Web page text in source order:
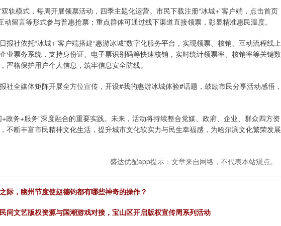
模式，每周开展领票活动，四季主题化运营。市民下载注册“冰城+”客户端，点击首页
动留言等形式参与普惠抢票；重点群体可通过线下渠道直接领票，彰显精准惠民温度。
社依托“冰城+”客户端搭建“惠游冰城”数字化服务平台，实现领票、核销、互动流程线上
业票务系统，支持身份证、电子票识别码等快速核销，实时统计领票率、核销率等关键数
格保护用户个人信息，筑牢信息安全防线。
全媒体矩阵开展全方位宣传，开设#我的惠游冰城体验#话题，鼓励市民分享活动感悟，
务+服务”深度融合的重要实践。未来，活动将持续整合党媒、政府、企业、群众四方资
不断丰富市民精神文化生活，提升城市文化软实力与民生幸福感，为哈尔滨文化繁荣发展
盛达优配app提示：文章来自网络，不代表本站观点。
际，幽州节度使赵德钧都有哪些神奇的操作？
间文艺版权资源与国潮游戏对接，宝山区开启版权宣传周系列活动